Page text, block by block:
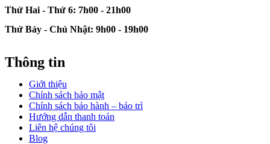
Thứ Hai - Thứ 6: 7h00 - 21h00
Thứ Bảy - Chủ Nhật: 9h00 - 19h00
Thông tin
Giới thiệu
Chính sách bảo mật
Chính sách bảo hành – bảo trì
Hướng dẫn thanh toán
Liên hệ chúng tôi
Blog